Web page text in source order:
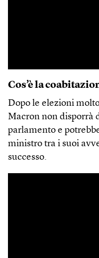
Cos’è la
Dopo le elezioni
Macron non disporrà
parlamento e
ministro tra i suoi
successo.